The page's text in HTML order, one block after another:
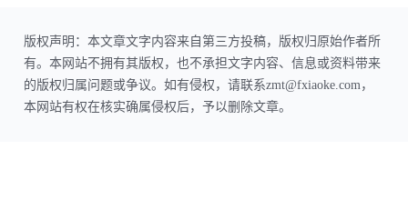
版权声明：本文章文字内容来自第三方投稿，版权归原始作者所
有。本网站不拥有其版权，也不承担文字内容、信息或资料带来
的版权归属问题或争议。如有侵权，请联系zmt@fxiaoke.com，
本网站有权在核实确属侵权后，予以删除文章。